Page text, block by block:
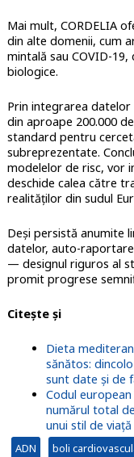
Mai mult, CORDELIA
din alte domenii, cum
mintală sau COVID-
biologice.
Prin integrarea
din aproape 200.000
standard pentru
subreprezentate.
modelelor de risc, vor
deschide calea către
realităților din sudul
Deși persistă anumite
datelor, auto-
— designul riguros al
promit progrese
Citește și
Dieta
sănătos:
sunt date și de
Codul
numărul total
unui stil de
ADN boli